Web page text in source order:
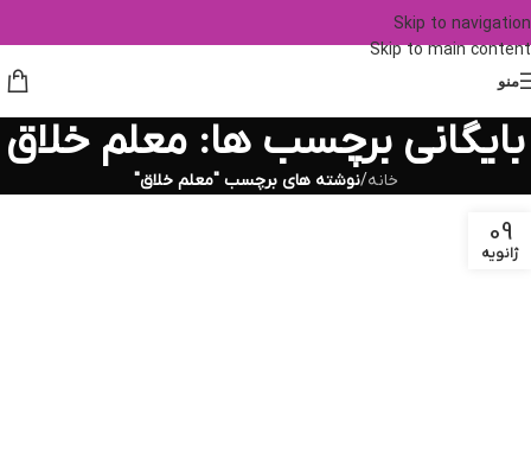
Skip to navigation
Skip to main content
منو
بایگانی برچسب ها: معلم خلاق
خانه/نوشته های برچسب "معلم خلاق"
09
ژانویه